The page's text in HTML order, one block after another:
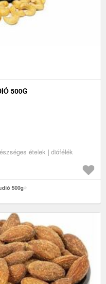
500G
ételek | diófélék
500g